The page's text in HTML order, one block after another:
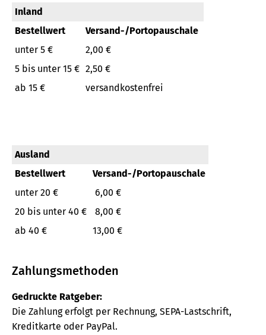
Inland
Bestellwert
Versand-/Portopauschale
unter 5 €
2,00 €
5 bis unter 15 € 2,50 €
ab 15 €
versandkostenfrei
Ausland
Bestellwert
Versand-/Portopauschale
unter 20 €
6,00 €
20 bis unter 40 €
8,00 €
ab 40 €
13,00 €
Zahlungsmethoden
Gedruckte Ratgeber:
Die Zahlung erfolgt per Rechnung, SEPA-Lastschrift,
Kreditkarte oder PayPal.